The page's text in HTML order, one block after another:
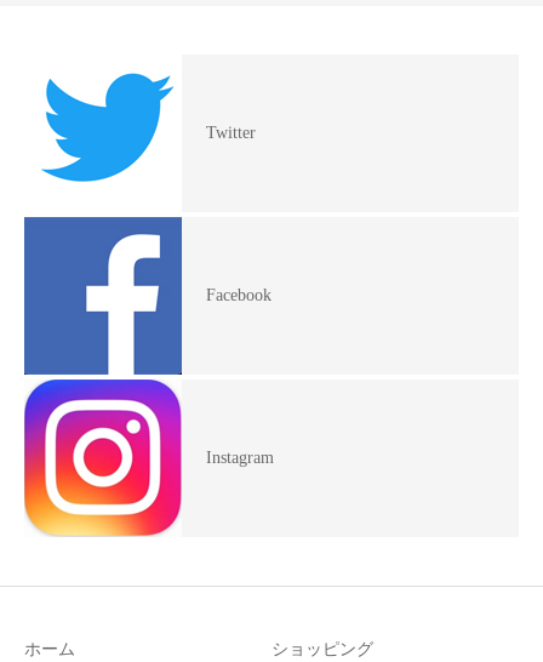
Twitter
Facebook
Instagram
ホーム ショッピング